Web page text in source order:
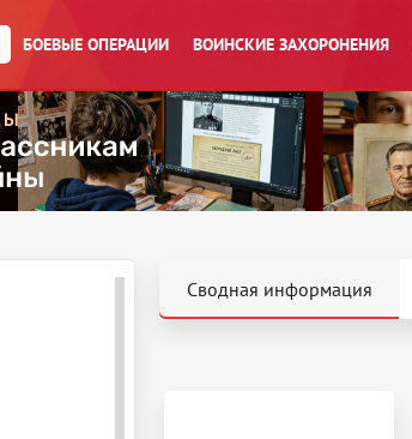
БОЕВЫЕ ОПЕРАЦИИ ВОИНСКИЕ ЗАХОРОНЕНИЯ
Сводная информация